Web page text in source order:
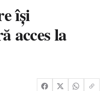
își
acces la